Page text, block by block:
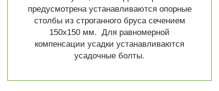
предусмотрена устанавливаются опорные
столбы из строганного бруса сечением
150х150 мм. Для равномерной
компенсации усадки устанавливаются
усадочные болты.